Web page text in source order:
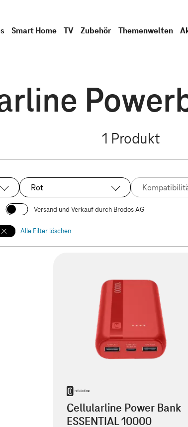
Smart Home TV Zubehör Themenwelten
1 Produkt
Ausgewählt:
Rot
Versand und Verkauf durch Brodos AG
Alle Filter löschen
Cellularline Power Bank
ESSENTIAL 10000